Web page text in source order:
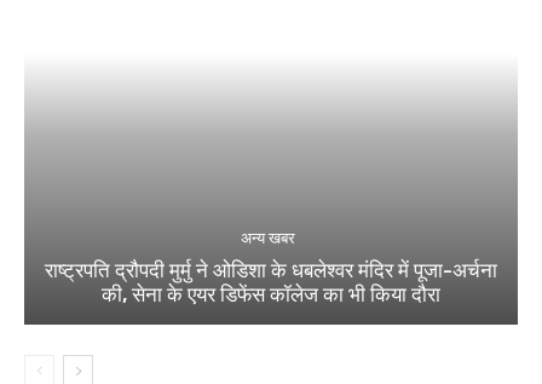
अन्य खबर
राष्ट्रपति द्रौपदी मुर्मु ने ओडिशा के धबलेश्वर मंदिर में पूजा-अर्चना
की, सेना के एयर डिफेंस कॉलेज का भी किया दौरा